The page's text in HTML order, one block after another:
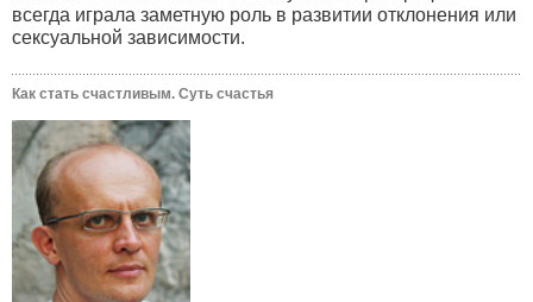
всегда играла заметную роль в развитии отклонения или
сексуальной зависимости.
Как стать счастливым. Суть счастья